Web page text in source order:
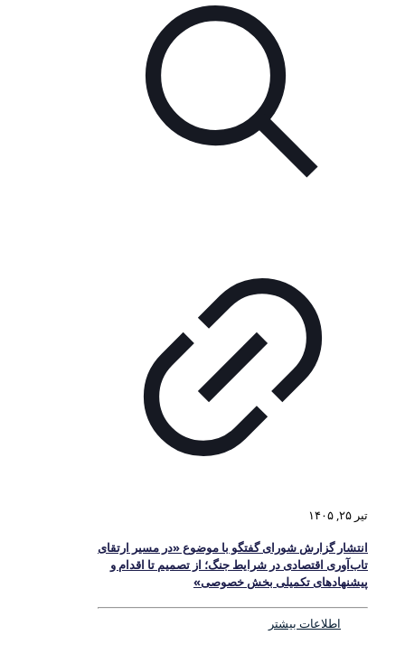
تیر ۲۵, ۱۴۰۵
انتشار گزارش شورای گفتگو با موضوع «در مسیر ارتقای
تاب‌آوری اقتصادی در شرایط جنگ؛ از تصمیم تا اقدام و
پیشنهادهای تکمیلی بخش خصوصی»
اطلاعات بیشتر